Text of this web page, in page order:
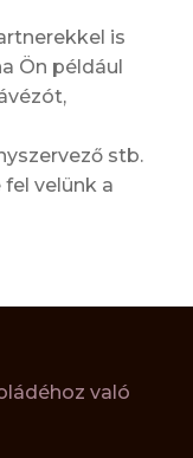
is
Ön például
stb.
velünk a
való